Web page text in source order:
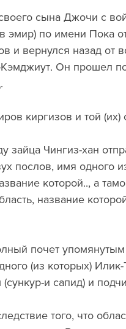
сына Джочи с
эмир) по имени Пока
и вернулся назад
Он прошел
киргизов и той (их)
зайца Чингиз-хан
послов, имя одного
которой.., а
название
почет
(из которых)
и сапид) и
того, что